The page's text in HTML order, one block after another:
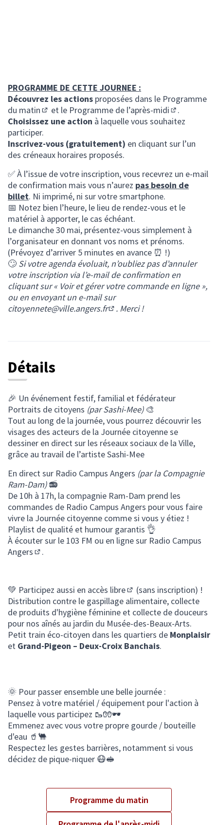
PROGRAMME DE CETTE JOURNEE :
Découvrez les actions proposées dans le Programme
du matin
(S'ouvre dans un nouvel onglet)
et le Programme de l’après-midi
(S'ouvre
.
Choisissez une action à laquelle vous souhaitez
participer.
Inscrivez-vous (gratuitement) en cliquant sur l’un
des créneaux horaires proposés.
✅ À l’issue de votre inscription, vous recevrez un e-mail
de confirmation mais vous n’aurez pas besoin de
billet. Ni imprimé, ni sur votre smartphone.
📅 Notez bien l’heure, le lieu de rendez-vous et le
matériel à apporter, le cas échéant.
Le dimanche 30 mai, présentez-vous simplement à
l’organisateur en donnant vos noms et prénoms.
(Prévoyez d’arriver 5 minutes en avance ⏰ !)
🙄 Si votre agenda évoluait, n’oubliez pas d’annuler
votre inscription via l’e-mail de confirmation en
cliquant sur « Voir et gérer votre commande en ligne »,
ou en envoyant un e-mail sur
citoyennete@ville.angers.fr
. Merci !
Détails
🎉 Un événement festif, familial et fédérateur
Portraits de citoyens (par Sashi-Mee) 🎨
Tout au long de la journée, vous pourrez découvrir les
visages des acteurs de la Journée citoyenne se
dessiner en direct sur les réseaux sociaux de la Ville,
grâce au travail de l’artiste Sashi-Mee
En direct sur Radio Campus Angers (par la Compagnie
Ram-Dam)📻
De 10h à 17h, la compagnie Ram-Dam prend les
commandes de Radio Campus Angers pour vous faire
vivre la Journée citoyenne comme si vous y étiez !
Playlist de qualité et humour garantis 👌
À écouter sur le 103 FM ou en ligne sur Radio Campus
Angers
.
💚 Participez aussi en accès libre
(S'ouvre dans un nouvel
(sans inscription) !
Distribution contre le gaspillage alimentaire, collecte
de produits d'hygiène féminine et collecte de douceurs
pour nos aînés au jardin du Musée-des-Beaux-Arts.
Petit train éco-citoyen dans les quartiers de Monplaisir
et Grand-Pigeon – Deux-Croix Banchais.
🌞 Pour passer ensemble une belle journée :
Pensez à votre matériel / équipement pour l'action à
laquelle vous participez 🥾🧤🕶
Emmenez avec vous votre propre gourde / bouteille
d'eau 🥤🐫
Respectez les gestes barrières, notamment si vous
décidez de pique-niquer 😷🥪
Programme du matin